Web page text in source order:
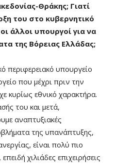
Θράκης; Γιατί
του στο κυβερνητικό
άλλοι υπουργοί για να
της Βόρειας Ελλάδας;
περιφερειακό υπουργείο
που μέχρι πριν την
κυρίως εθνικό χαρακτήρα.
του και μετά,
αναπτυξιακές
της υπανάπτυξης,
είναι πολύ πιο
χιλιάδες επιχειρήσεις